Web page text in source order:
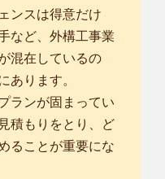
ンスは得意だけ
など、外構工事業
混在しているの
あります。
ランが固まってい
積もりをとり、ど
ることが重要にな